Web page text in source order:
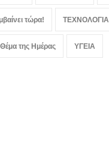
τώρα! ΤΕΧΝΟΛΟΓΙΑ
της Ημέρας ΥΓΕΙΑ